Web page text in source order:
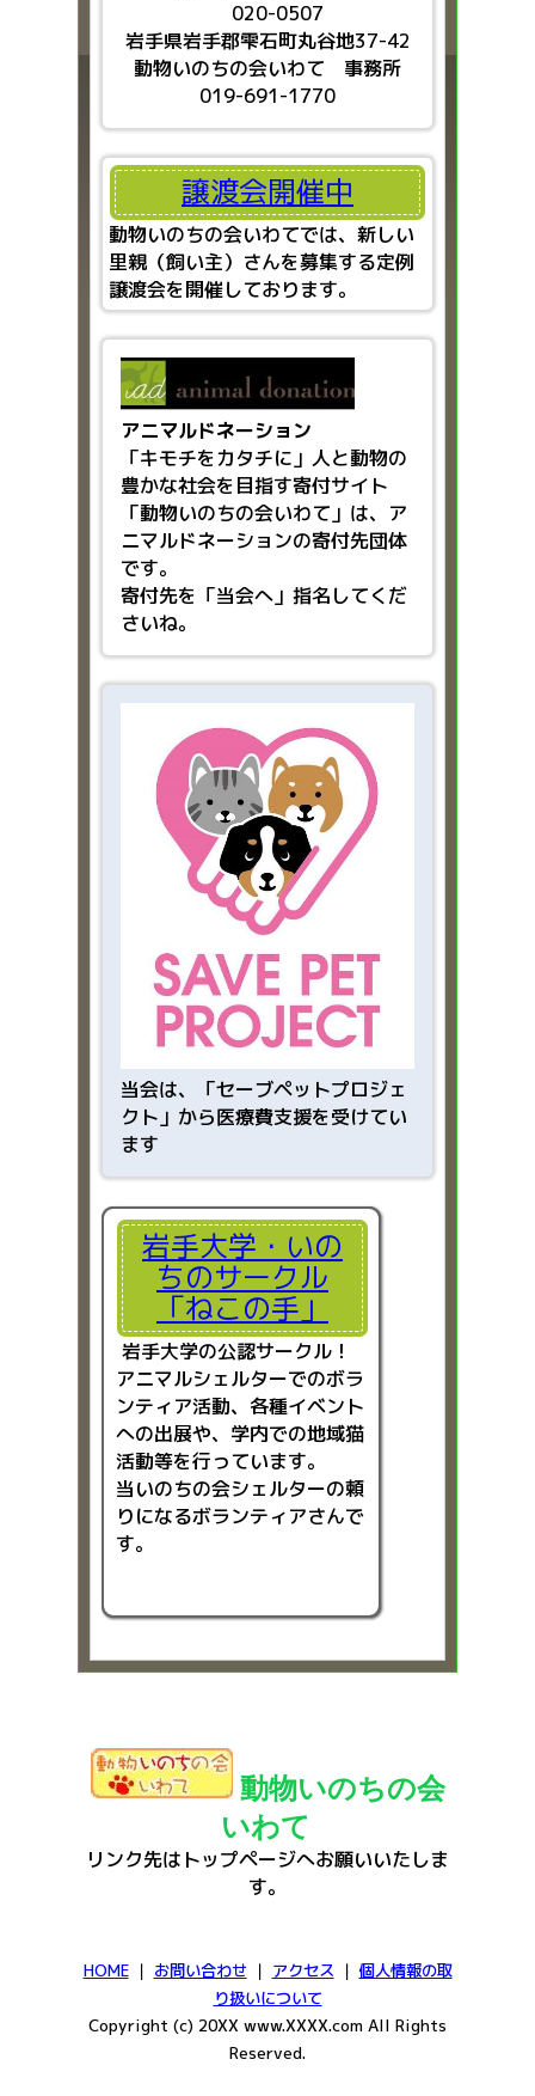
020-0507
岩手県岩手郡雫石町丸谷地37-42
動物いのちの会いわて 事務所
019-691-1770
譲渡会開催中
動物いのちの会いわてでは、新しい
里親（飼い主）さんを募集する定例
譲渡会を開催しております。
アニマルドネーション
「キモチをカタチに」人と動物の
豊かな社会を目指す寄付サイト
「動物いのちの会いわて」は、ア
ニマルドネーションの寄付先団体
です。
寄付先を「当会へ」指名してくだ
さいね。
当会は、「セーブペットプロジェ
クト」から医療費支援を受けてい
ます
岩手大学・いの
ちのサークル
「ねこの手」
岩手大学の公認サークル！
アニマルシェルターでのボラ
ンティア活動、各種イベント
への出展や、学内での地域猫
活動等を行っています。
当いのちの会シェルターの頼
りになるボランティアさんで
す。
動物いのちの会
いわて
リンク先はトップページへお願いいたしま
す。
HOME｜ お問い合わせ｜ アクセス ｜ 個人情報の取
り扱いについて
Copyright (c) 20XX www.XXXX.com All Rights
Reserved.